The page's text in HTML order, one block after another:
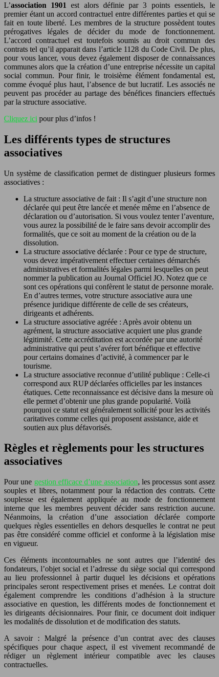
L’association 1901est alors définie par 3 points essentiels, le
premier étant un accord contractuel entre différentes parties et qui se
fait en toute liberté. Les membres de la structure possèdent toutes
prérogatives légales de décider du mode de fonctionnement.
L’accord contractuel est toutefois soumis au droit commun des
contrats tel qu’il apparait dans l’article 1128 du Code Civil. De plus,
pour vous lancer, vous devez également disposer de connaissances
communes alors que la création d’une entreprise nécessite un capital
social commun. Pour finir, le troisième élément fondamental est,
comme évoqué plus haut, l’absence de but lucratif. Les associés ne
peuvent pas procéder au partage des bénéfices financiers effectués
par la structure associative.
Cliquez ici pour plus d’infos !
Les différents types de structures
associatives
Un système de classification permet de distinguer plusieurs formes
associatives :
La structure associative de fait : Il s’agit d’une structure non
déclarée qui peut être lancée et menée même en l’absence de
déclaration ou d’autorisation. Si vous voulez tenter l’aventure,
vous aurez la possibilité de le faire sans devoir accomplir des
formalités, que ce soit au moment de la création ou de la
dissolution.
La structure associative déclarée : Pour ce type de structure,
vous devez impérativement effectuer certaines démarchés
administratives et formalités légales parmi lesquelles on peut
nommer la publication au Journal Officiel JO. Notez que ce
sont ces opérations qui confèrent le statut de personne morale.
En d’autres termes, votre structure associative aura une
présence juridique différente de celle de ses créateurs,
dirigeants et adhérents.
La structure associative agréée : Après avoir obtenu un
agrément, la structure associative acquiert une plus grande
légitimité. Cette accréditation est accordée par une autorité
administrative qui peut s’avérer fort bénéfique et effective
pour certains domaines d’activité, à commencer par le
tourisme.
La structure associative reconnue d’utilité publique : Celle-ci
correspond aux RUP déclarées officielles par les instances
étatiques. Cette reconnaissance est décisive dans la mesure où
elle permet d’obtenir une plus grande popularité. Voilà
pourquoi ce statut est généralement sollicité pour les activités
caritatives comme celles qui proposent assistance, aide et
soutien aux plus défavorisés.
Règles et règlements pour les structures
associatives
Pour une gestion efficace d’une association, les processus sont assez
souples et libres, notamment pour la rédaction des contrats. Cette
souplesse est également appliquée au mode de fonctionnement
interne que les membres peuvent décider sans restriction aucune.
Néanmoins, la création d’une association déclarée comporte
quelques règles essentielles en dehors desquelles le contrat ne peut
pas être considéré comme officiel et conforme à la législation mise
en vigueur.
Ces éléments incontournables ne sont autres que l’identité des
fondateurs, l’objet social et l’adresse du siège social qui correspond
au lieu professionnel à partir duquel les décisions et opérations
principales seront respectivement prises et menées. Le contrat doit
également comprendre les conditions d’adhésion à la structure
associative en question, les différents modes de fonctionnement et
les dirigeants décisionnaires. Pour finir, ce document doit indiquer
les modalités de dissolution et de modification des statuts.
A savoir : Malgré la présence d’un contrat avec des clauses
spécifiques pour chaque aspect, il est vivement recommandé de
rédiger un règlement intérieur compatible avec les clauses
contractuelles.